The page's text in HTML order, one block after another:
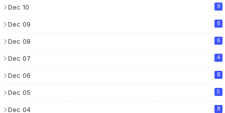
Dec 10 9
Dec 09 6
Dec 08 6
Dec 07 4
Dec 06 8
Dec 05 5
Dec 04 8